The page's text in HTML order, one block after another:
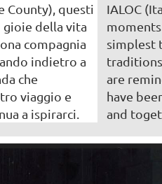
County), questi
gioie della vita
compagnia
indietro a
che
viaggio e
a ispirarci.
IALOC
simplest
are
have
and